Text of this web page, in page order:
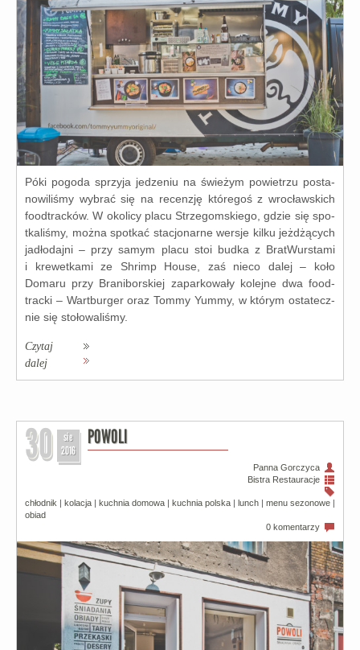
Póki pogo­da sprzy­ja jedze­niu na świe­żym powie­trzu posta­
no­wi­li­śmy wybrać się na recen­zję któ­re­goś z wro­cław­skich
food­trac­ków. W oko­li­cy pla­cu Strzegomskiego, gdzie się spo­
tka­li­śmy, moż­na spo­tkać sta­cjo­nar­ne wer­sje kil­ku jeż­dżą­cych
jadło­daj­ni – przy samym pla­cu stoi bud­ka z BratWurstami
i kre­wet­ka­mi ze Shrimp House, zaś nie­co dalej – koło
Domaru przy Braniborskiej zapar­ko­wa­ły kolej­ne dwa food­
trac­ki – Wartburger oraz Tommy Yummy, w któ­rym osta­tecz­
nie się sto­ło­wa­li­śmy.
Czytaj
dalej
30
sie
2016
POWOLI
Panna Gorczyca
Bistra Restauracje
chłodnik kolacja kuchnia domowa kuchnia polska lunch menu sezonowe
obiad
0 komentarzy